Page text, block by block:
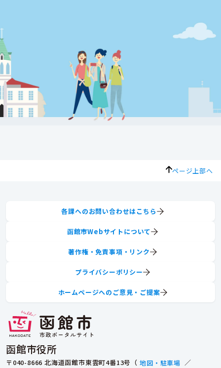
ページ上部へ
函館市役所
〒040-8666 北海道函館市東雲町4番13号（ 地図・駐車場 ／
各課へのお問い合わせはこちら
函館市Webサイトについて
著作権・免責事項・リンク
プライバシーポリシー
ホームページへのご意見・ご提案